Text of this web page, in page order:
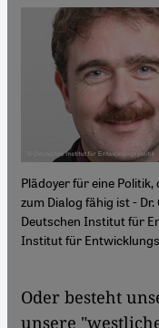
Plädoyer für eine
zum Dialog fähig ist -
Deutschen Institut für
Institut für
Oder besteht
unsere